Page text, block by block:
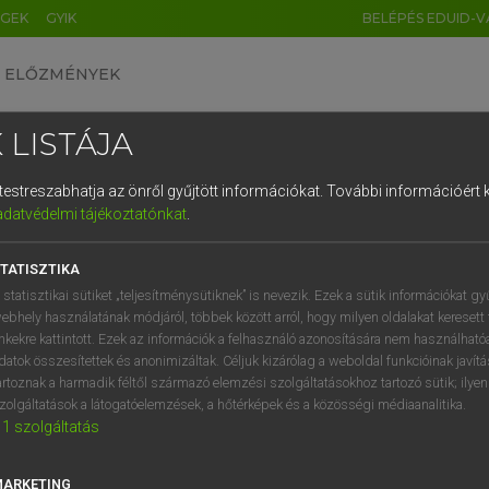
GYIK BELÉPÉS EDUID-
ELŐZMÉNYEK
szótár
VAN ELŐFIZETÉSED?
megtekintéséhez.
LISTÁJA
az önről gyűjtött információkat. További információért
tájékoztatónkat.
statisztikai sütiket „teljesítménysütiknek” is nevezik. Ezek a sütik információkat
használatának módjáról, többek között arról, hogy milyen oldalakat keresett
kattintott. Ezek az információk a felhasználó azonosítására nem
összesítettek és anonimizáltak. Céljuk kizárólag a weboldal funkcióinak
a harmadik féltől származó elemzési szolgáltatásokhoz tartozó sütik;
a látogatóelemzések, a hőtérképek és a közösségi médiaanalitika.
1 szolgáltatás
DE CN FR ES IT NL
1 2 3 4 5 6 7 8 9
q w e r t z u i
a s d f g h j k l é
í y x c v b n m , .